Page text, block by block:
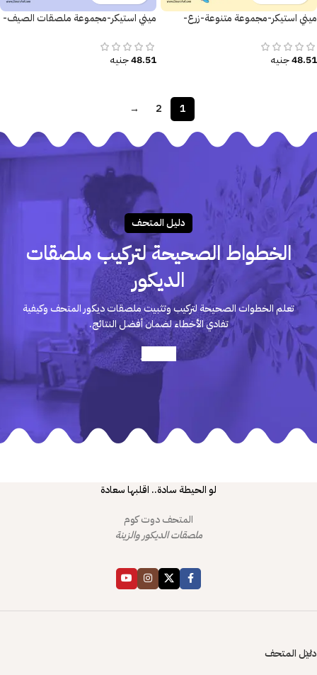
ميني استيكر-مجموعة متنوعة-زرع-
48.51جنيه
ميني استيكر-مجموعة ملصقات الصيف-
48.51جنيه
1
2
→
دليـل المتحـف
الخطواط الصحيحة لتركيب ملصقات
الديكور
تعلم الخطوات الصحيحة لتركيب وتثبيت ملصقات ديكور المتحف وكيفية
تفادي الأخطاء لضمان أفضل النتائج.
لو الحيطة سادة.. اقلبها سعادة
المتحف دوت كوم
ملصقات الديكور والزينة
دليل المتحف